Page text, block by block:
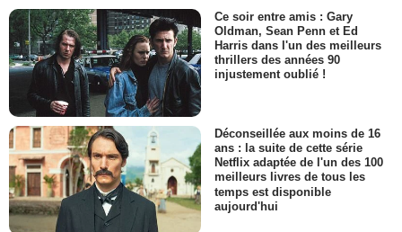
Ce soir entre amis : Gary
Oldman, Sean Penn et Ed
Harris dans l'un des meilleurs
thrillers des années 90
injustement oublié !
Déconseillée aux moins de 16
ans : la suite de cette série
Netflix adaptée de l'un des 100
meilleurs livres de tous les
temps est disponible
aujourd'hui